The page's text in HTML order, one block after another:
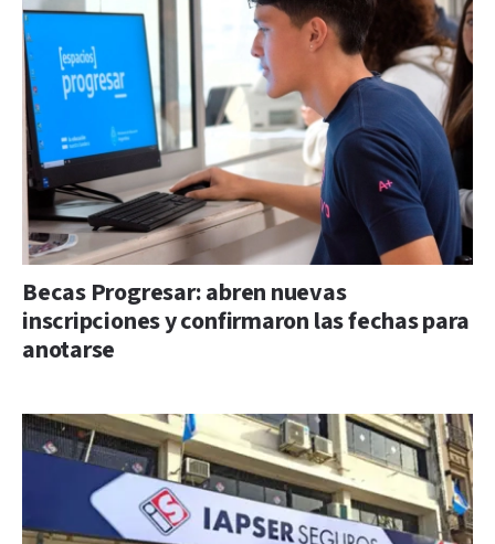
Becas Progresar: abren nuevas
inscripciones y confirmaron las fechas para
anotarse